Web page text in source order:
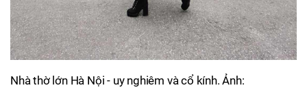
Nhà thờ lớn Hà Nội - uy nghiêm và cổ kính. Ảnh: